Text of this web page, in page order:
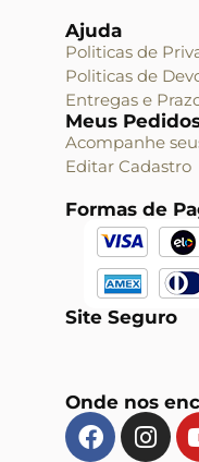
Ajuda
Politicas de
Politicas de
Entregas e
Meus
Acompanhe
Editar Cadastro
Formas de
Site Seguro
Onde nos